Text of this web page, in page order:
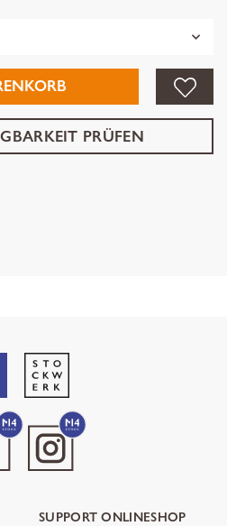
PRÜFEN
SUPPORT ONLINESHOP